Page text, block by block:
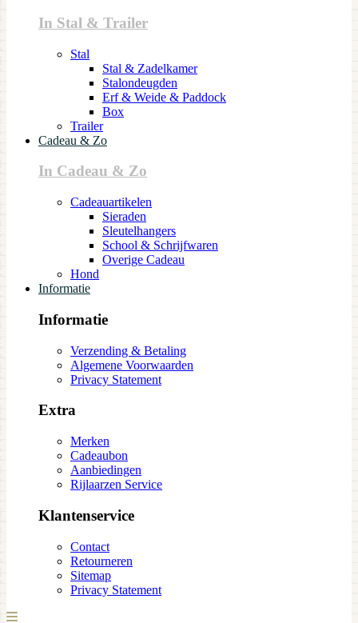
In Stal & Trailer
Stal
Stal & Zadelkamer
Stalondeugden
Erf & Weide & Paddock
Box
Trailer
Cadeau & Zo
In Cadeau & Zo
Cadeauartikelen
Sieraden
Sleutelhangers
School & Schrijfwaren
Overige Cadeau
Hond
Informatie
Informatie
Verzending & Betaling
Algemene Voorwaarden
Privacy Statement
Extra
Merken
Cadeaubon
Aanbiedingen
Rijlaarzen Service
Klantenservice
Contact
Retourneren
Sitemap
Privacy Statement